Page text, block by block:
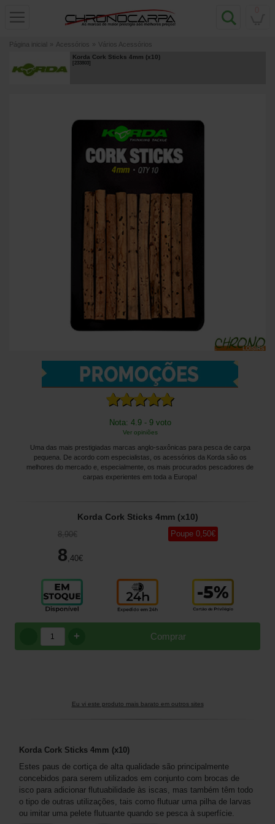
Página inicial » Acessórios » Vários Acessórios
Korda Cork Sticks 4mm (x10)
[233803]
Nota: 4.9 - 9 voto
Ver opiniões
Uma das mais prestigiadas marcas anglo-saxônicas para pesca de carpa
pequena. De acordo com especialistas, os acessórios da Korda são os
melhores do mercado e, especialmente, os mais procurados pescadores de
carpas experientes em toda a Europa!
Korda Cork Sticks 4mm (x10)
8,90€
8 ,40€
Poupe 0,50€
Comprar
+
Eu vi este produto mais barato em outros sites
Korda Cork Sticks 4mm (x10)
Estes paus de cortiça de alta qualidade são principalmente
concebidos para serem utilizados em conjunto com brocas de
isco para adicionar flutuabilidade às iscas, mas também têm todo
o tipo de outras utilizações, tais como flutuar uma pilha de larvas
ou imitar uma pelete flutuante quando se pesca à superfície.